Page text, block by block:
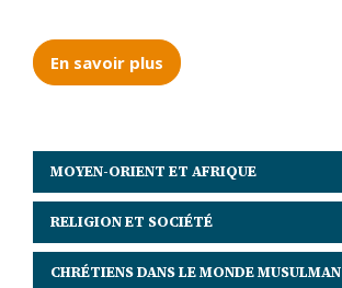
En savoir plus
MOYEN-ORIENT ET AFRIQUE
RELIGION ET SOCIÉTÉ
CHRÉTIENS DANS LE MONDE MUSULMAN